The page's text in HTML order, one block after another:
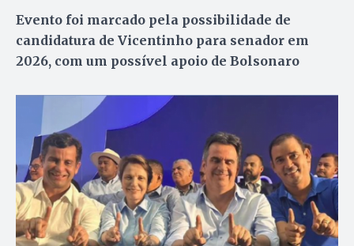
Evento foi marcado pela possibilidade de
candidatura de Vicentinho para senador em
2026, com um possível apoio de Bolsonaro